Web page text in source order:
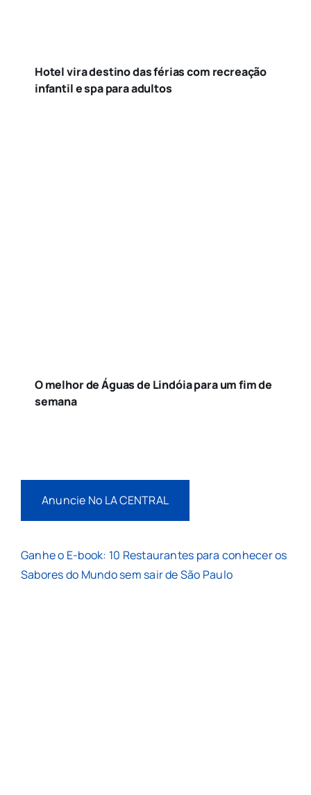
Hotel vira destino das férias com recreação
infantil e spa para adultos
O melhor de Águas de Lindóia para um fim de
semana
Anuncie No LA CENTRAL
Ganhe o E-book: 10 Restaurantes para conhecer os
Sabores do Mundo sem sair de São Paulo